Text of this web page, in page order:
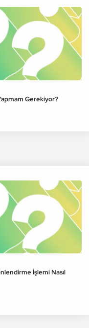
Gerekiyor?
İşlemi Nasıl